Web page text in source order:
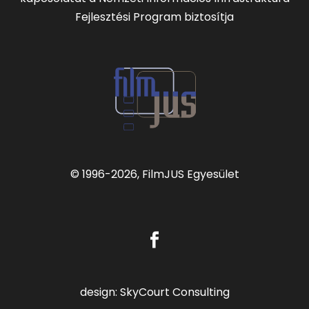
Fejlesztési Program biztosítja
© 1996-2026, FilmJUS Egyesület
design: SkyCourt Consulting